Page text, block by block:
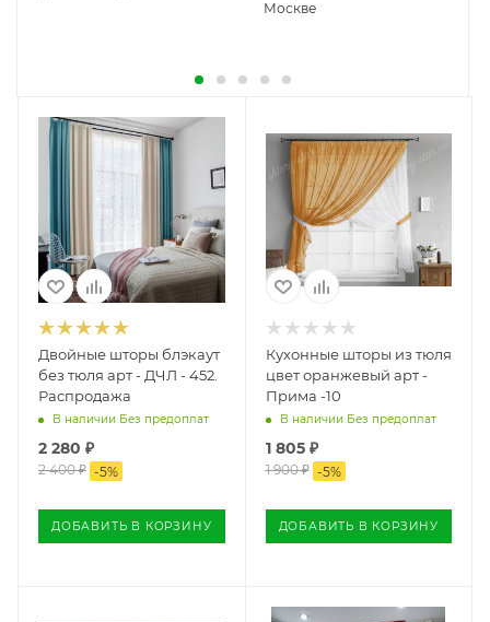
Москве
Двойные шторы блэкаут
без тюля арт - ДЧЛ - 452.
Распродажа
В наличии Без предоплат
2 280 ₽
2 400₽ -5%
ДОБАВИТЬ В КОРЗИНУ
Кухонные шторы из тюля
цвет оранжевый арт -
Прима -10
В наличии Без предоплат
1 805₽
1 900₽ -5%
ДОБАВИТЬ В КОРЗИНУ